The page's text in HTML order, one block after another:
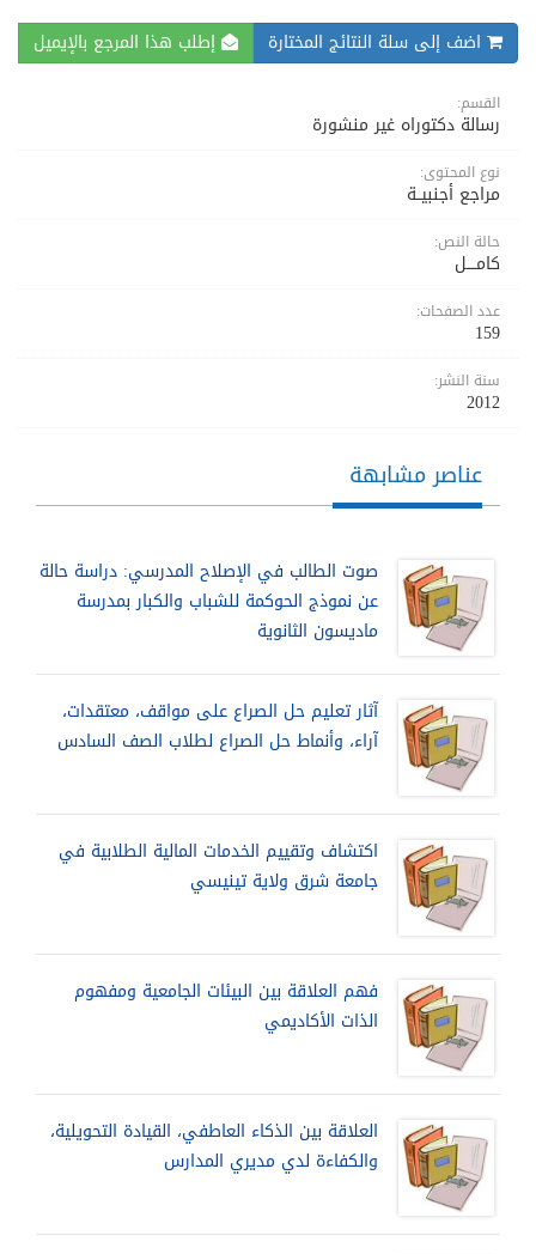
اضف إلى سلة النتائج المختارة إطلب هذا المرجع بالإيميل
القسم:
رسالة دكتوراه غير منشورة
نوع المحتوى:
مراجع أجنبيــة
حالة النص:
كامــــل
عدد الصفحات:
159
سنة النشر:
2012
عناصر مشابهة
صوت الطالب في الإصلاح المدرسي: دراسة حالة
عن نموذج الحوكمة للشباب والكبار بمدرسة
ماديسون الثانوية
آثار تعليم حل الصراع على مواقف، معتقدات،
آراء، وأنماط حل الصراع لطلاب الصف السادس
اكتشاف وتقييم الخدمات المالية الطلابية في
جامعة شرق ولاية تينيسي
فهم العلاقة بين البيئات الجامعية ومفهوم
الذات الأكاديمي
العلاقة بين الذكاء العاطفي، القيادة التحويلية،
والكفاءة لدي مديري المدارس